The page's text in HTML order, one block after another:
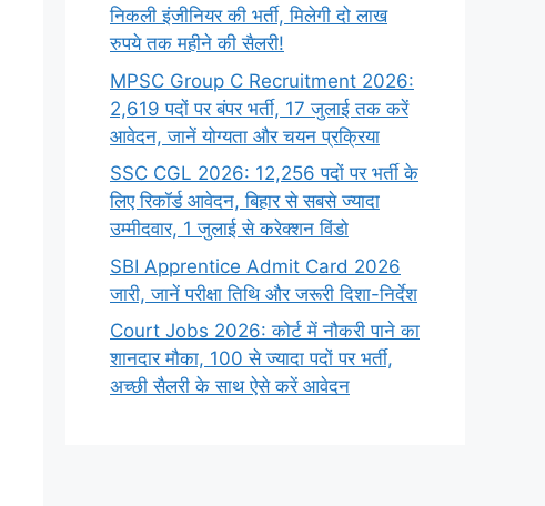
निकली इंजीनियर की भर्ती, मिलेगी दो लाख
रुपये तक महीने की सैलरी!
MPSC Group C Recruitment 2026:
2,619 पदों पर बंपर भर्ती, 17 जुलाई तक करें
आवेदन, जानें योग्यता और चयन प्रक्रिया
SSC CGL 2026: 12,256 पदों पर भर्ती के
लिए रिकॉर्ड आवेदन, बिहार से सबसे ज्यादा
उम्मीदवार, 1 जुलाई से करेक्शन विंडो
SBI Apprentice Admit Card 2026
जारी, जानें परीक्षा तिथि और जरूरी दिशा-निर्देश
Court Jobs 2026: कोर्ट में नौकरी पाने का
शानदार मौका, 100 से ज्यादा पदों पर भर्ती,
अच्छी सैलरी के साथ ऐसे करें आवेदन